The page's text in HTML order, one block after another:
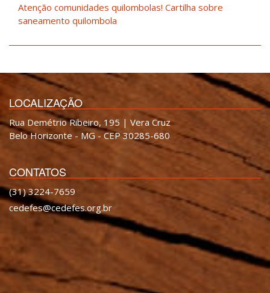
Atenção comunidades quilombolas! Cartilha sobre
saneamento quilombola
LOCALIZAÇÃO
Rua Demétrio Ribeiro, 195 | Vera Cruz
Belo Horizonte - MG - CEP 30285-680
CONTATOS
(31) 3224-7659
cedefes@cedefes.org.br